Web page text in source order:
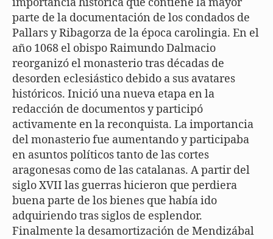
parte de la documentación de los condados de
Pallars y Ribagorza de la época carolingia. En el
año 1068 el obispo Raimundo Dalmacio
reorganizó el monasterio tras décadas de
desorden eclesiástico debido a sus avatares
históricos. Inició una nueva etapa en la
redacción de documentos y participó
activamente en la reconquista. La importancia
del monasterio fue aumentando y participaba
en asuntos políticos tanto de las cortes
aragonesas como de las catalanas. A partir del
siglo XVII las guerras hicieron que perdiera
buena parte de los bienes que había ido
adquiriendo tras siglos de esplendor.
Finalmente la desamortización de Mendizábal